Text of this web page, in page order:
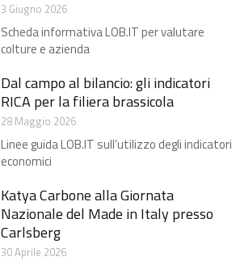
3 Giugno 2026
Scheda informativa LOB.IT per valutare
colture e azienda
Dal campo al bilancio: gli indicatori
RICA per la filiera brassicola ​
28 Maggio 2026
Linee guida LOB.IT sull’utilizzo degli indicatori
economici
Katya Carbone alla Giornata
Nazionale del Made in Italy presso
Carlsberg​
30 Aprile 2026